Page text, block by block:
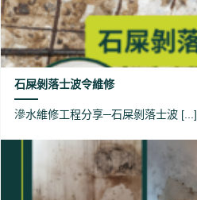
石屎剝落士波令維修
滲水維修工程分享─石屎剝落士波 [...]